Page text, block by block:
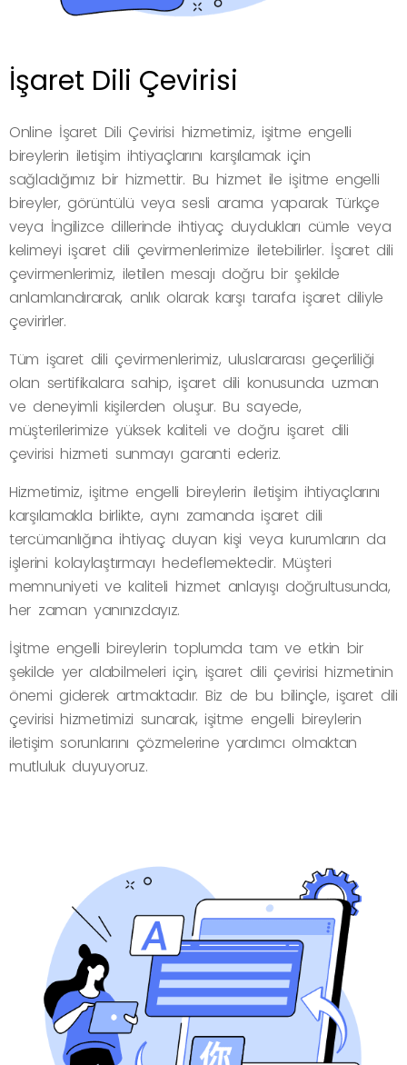
İşaret Dili Çevirisi
Online İşaret Dili Çevirisi hizmetimiz, işitme engelli
bireylerin iletişim ihtiyaçlarını karşılamak için
sağladığımız bir hizmettir. Bu hizmet ile işitme engelli
bireyler, görüntülü veya sesli arama yaparak Türkçe
veya İngilizce dillerinde ihtiyaç duydukları cümle veya
kelimeyi işaret dili çevirmenlerimize iletebilirler. İşaret dili
çevirmenlerimiz, iletilen mesajı doğru bir şekilde
anlamlandırarak, anlık olarak karşı tarafa işaret diliyle
çevirirler.
Tüm işaret dili çevirmenlerimiz, uluslararası geçerliliği
olan sertifikalara sahip, işaret dili konusunda uzman
ve deneyimli kişilerden oluşur. Bu sayede,
müşterilerimize yüksek kaliteli ve doğru işaret dili
çevirisi hizmeti sunmayı garanti ederiz.
Hizmetimiz, işitme engelli bireylerin iletişim ihtiyaçlarını
karşılamakla birlikte, aynı zamanda işaret dili
tercümanlığına ihtiyaç duyan kişi veya kurumların da
işlerini kolaylaştırmayı hedeflemektedir. Müşteri
memnuniyeti ve kaliteli hizmet anlayışı doğrultusunda,
her zaman yanınızdayız.
İşitme engelli bireylerin toplumda tam ve etkin bir
şekilde yer alabilmeleri için, işaret dili çevirisi hizmetinin
önemi giderek artmaktadır. Biz de bu bilinçle, işaret dili
çevirisi hizmetimizi sunarak, işitme engelli bireylerin
iletişim sorunlarını çözmelerine yardımcı olmaktan
mutluluk duyuyoruz.